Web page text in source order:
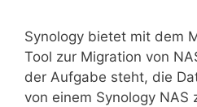
Synology bietet mit dem
Tool zur Migration von
der Aufgabe steht, die
von einem Synology NAS